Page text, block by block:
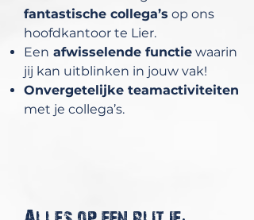
fantastische collega’s op ons
hoofdkantoor te Lier.
Een afwisselende functie waarin
jij kan uitblinken in jouw vak!
Onvergetelijke teamactiviteiten
met je collega’s.